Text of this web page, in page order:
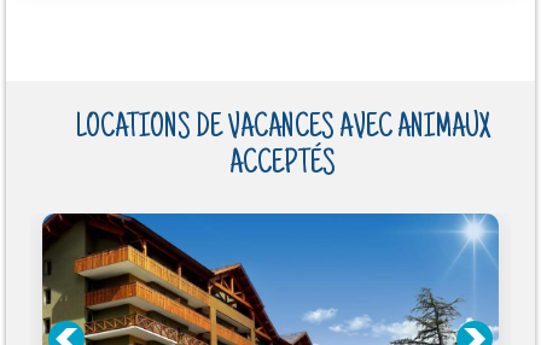
LOCATIONS DE VACANCES AVEC ANIMAUX
ACCEPTÉS